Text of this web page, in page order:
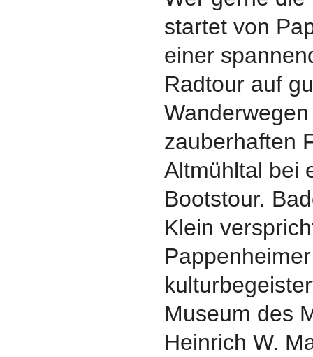
startet von
einer
Radtour auf
zauberhaften
Altmühltal bei
Bootstour.
Klein
Museum des
Heinrich W.